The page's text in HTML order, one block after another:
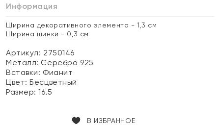
Информация
Ширина декоративного элемента - 1,3 см
Ширина шинки - 0,3 см
Артикул: 2750146
Металл: Серебро 925
Вставки: Фианит
Цвет:Бесцветный
Размер:16.5
В ИЗБРАННОЕ